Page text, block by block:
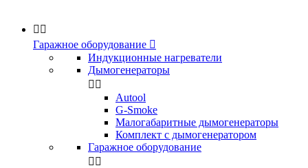
 
Гаражное оборудование 
Индукционные нагреватели
Дымогенераторы
 
Аutool
G-Smoke
Малогабаритные дымогенераторы
Комплект с дымогенератором
Гаражное оборудование
 